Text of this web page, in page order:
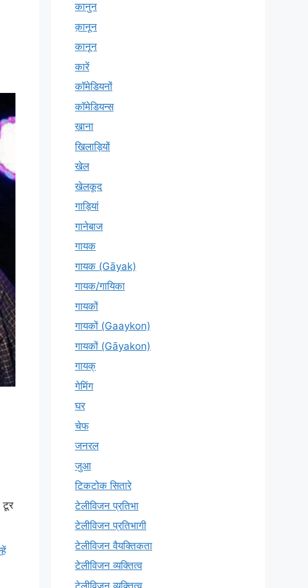
टूर
कानुन
क़ानून
कानून
कारें
कॉमेडियनों
कॉमेडियन्स
खाना
खिलाड़ियों
खेल
खेलकूद
गाड़ियां
गानेबाज
गायक
गायक (Gāyak)
गायक/गायिका
गायकों
गायकों (Gaaykon)
गायकों (Gāyakon)
गायक्
गेमिंग
घर
चेफ
जनरल
जुआ
टिकटोक सितारे
टेलीविजन प्रतिभा
टेलीविजन प्रतिभागी
टेलीविजन वैयक्तिकता
टेलीविजन व्यक्तित्व
टेलीविज़न व्यक्तित्व